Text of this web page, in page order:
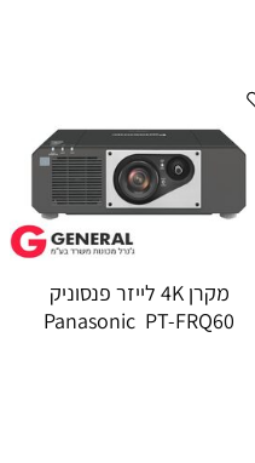
מקרן 4K לייזר פנסוניק
Panasonic PT-FRQ60